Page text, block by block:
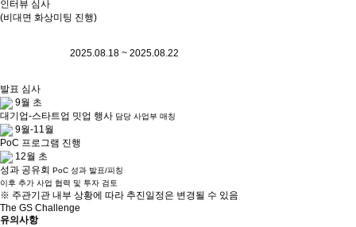
인터뷰 심사
(비대면 화상미팅 진행)
2025.08.18 ~ 2025.08.22
발표 심사
9월 초
대기업-스타트업 밋업 행사 담당 사업부 매칭
9월-11월
PoC 프로그램 진행
12월 초
성과 공유회 PoC 성과 발표/피칭
이후 추가 사업 협력 및 투자 검토
※ 주관기관 내부 상황에 따라 추진일정은 변경될 수 있음
The GS Challenge
유의사항